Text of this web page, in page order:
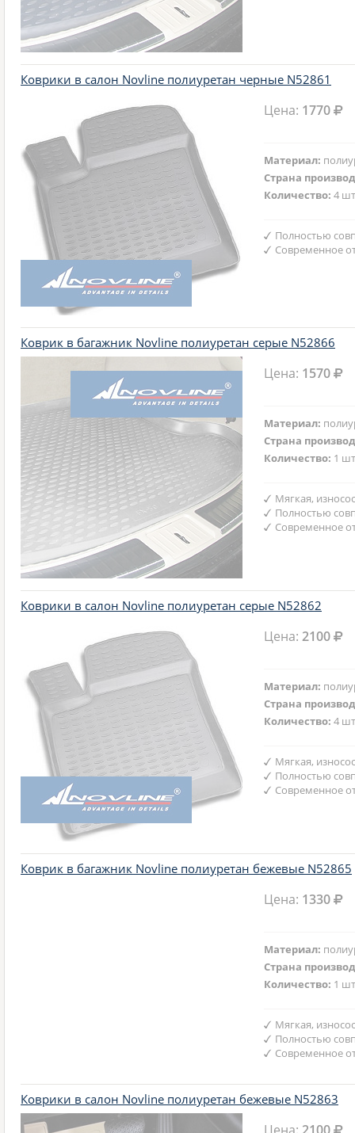
Коврики в салон Novline полиуретан черные N52861
Цена: 1770
Материал:
Страна
Количество:4
Полностью
Современное
Коврик в багажник Novline полиуретан серые N52866
Цена: 1570
Материал:
Страна
Количество: 1
Мягкая,
Полностью
Современное
Коврики в салон Novline полиуретан серые N52862
Цена:2100
Материал:
Страна
Количество:4
Мягкая,
Полностью
Современное
Коврик в багажник Novline полиуретан бежевые N52865
Цена: 1330
Материал:
Страна
Количество: 1
Мягкая,
Полностью
Современное
Коврики в салон Novline полиуретан бежевые N52863